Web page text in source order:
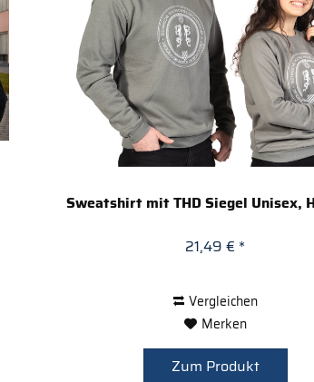
Sweatshirt mit THD Siegel Unisex,
21,49 € *
Vergleichen
Merken
Zum Produkt